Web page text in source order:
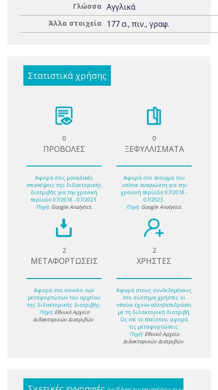
Γλώσσα Αγγλικά
Άλλα στοιχεία 177 σ., πιν., γραφ.
Στατιστικά χρήσης
0
ΠΡΟΒΟΛΕΣ
Αφορά στις μοναδικές
επισκέψεις της διδακτορικής
διατριβής για την χρονική
περίοδο 07/2018 - 07/2023.
Πηγή: Google Analytics.
0
ΞΕΦΥΛΛΙΣΜΑΤΑ
Αφορά στο άνοιγμα του
online αναγνώστη για την
χρονική περίοδο 07/2018 -
07/2023.
Πηγή: Google Analytics.
2
ΜΕΤΑΦΟΡΤΩΣΕΙΣ
Αφορά στο σύνολο των
μεταφορτώσων του αρχείου
της διδακτορικής διατριβής.
Πηγή: Εθνικό Αρχείο
Διδακτορικών Διατριβών.
2
ΧΡΗΣΤΕΣ
Αφορά στους συνδεδεμένους
στο σύστημα χρήστες οι
οποίοι έχουν αλληλεπιδράσει
με τη διδακτορική διατριβή.
Ως επί το πλείστον, αφορά
τις μεταφορτώσεις.
Πηγή: Εθνικό Αρχείο
Διδακτορικών Διατριβών.